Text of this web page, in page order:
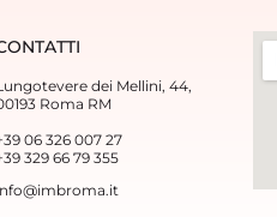
dei Mellini, 44,
Roma RM
06 326 007 27
329 66 79 355‬